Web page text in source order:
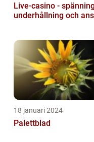
Live-casino -
underhållning och
18 januari 2024
Palettblad